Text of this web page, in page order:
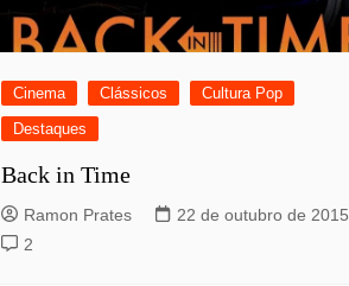
Cinema Clássicos
Cultura Pop
Destaques
Back in Time
Ramon Prates
22 de outubro de 2015
2